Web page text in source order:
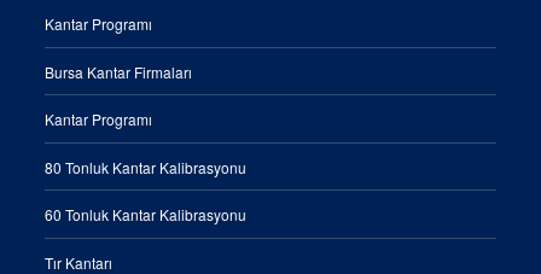
Kantar Programı
Bursa Kantar Firmaları
Kantar Programı
80 Tonluk Kantar Kalibrasyonu
60 Tonluk Kantar Kalibrasyonu
Tır Kantarı